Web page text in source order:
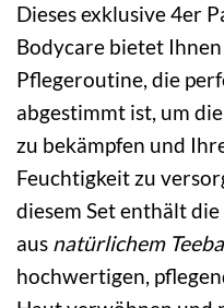
Dieses exklusive 4er
Bodycare bietet
Pflegeroutine, die
abgestimmt ist, um
zu bekämpfen und
Feuchtigkeit zu
diesem Set enthält
aus natürlichem
hochwertigen,